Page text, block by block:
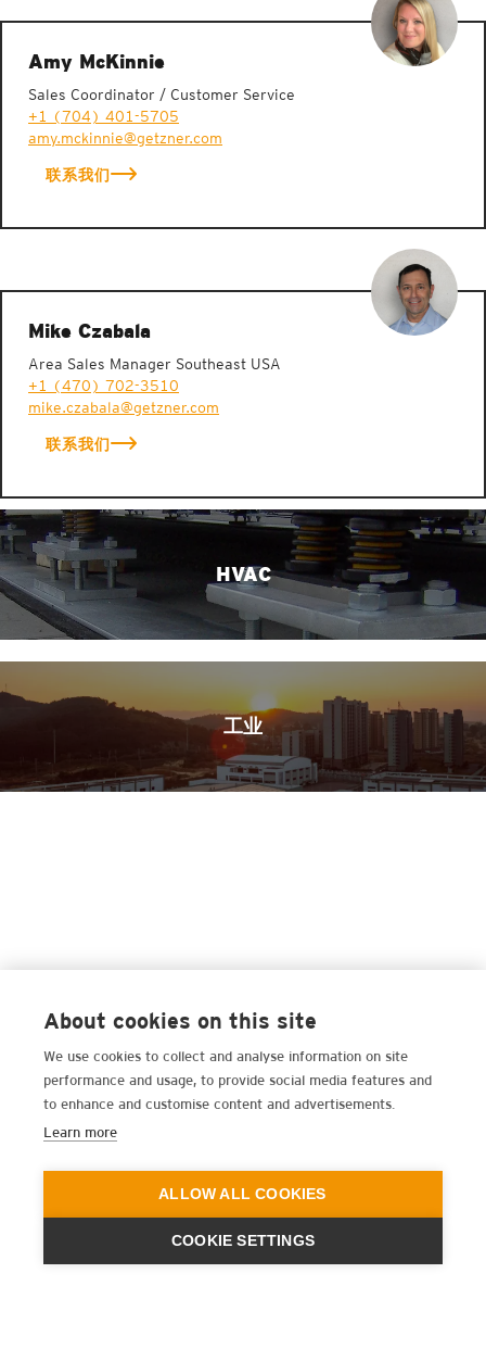
Amy McKinnie
Sales Coordinator / Customer Service
+1 (704) 401-5705
amy.mckinnie@getzner.com
联系我们
Mike Czabala
Area Sales Manager Southeast USA
+1 (470) 702-3510
mike.czabala@getzner.com
联系我们
HVAC
工业
About cookies on this site
We use cookies to collect and analyse information on site
performance and usage, to provide social media features and
to enhance and customise content and advertisements.
Learn more
ALLOW ALL COOKIES
COOKIE SETTINGS